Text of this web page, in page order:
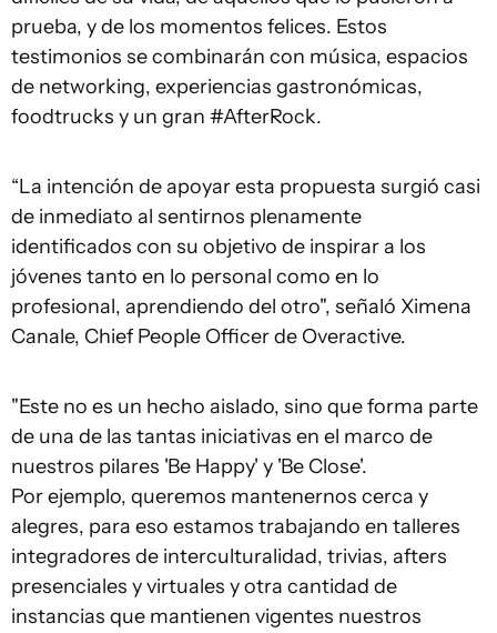
prueba, y de los momentos felices. Estos
testimonios se combinarán con música, espacios
de networking, experiencias gastronómicas,
foodtrucks y un gran #AfterRock.
“La intención de apoyar esta propuesta surgió casi
de inmediato al sentirnos plenamente
identificados con su objetivo de inspirar a los
jóvenes tanto en lo personal como en lo
profesional, aprendiendo del otro", señaló Ximena
Canale, Chief People Officer de Overactive.
"Este no es un hecho aislado, sino que forma parte
de una de las tantas iniciativas en el marco de
nuestros pilares 'Be Happy' y 'Be Close'.
Por ejemplo, queremos mantenernos cerca y
alegres, para eso estamos trabajando en talleres
integradores de interculturalidad, trivias, afters
presenciales y virtuales y otra cantidad de
instancias que mantienen vigentes nuestros